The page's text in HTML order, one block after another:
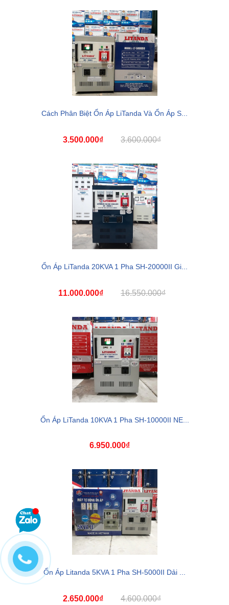
Cách Phân Biệt Ổn Áp LiTanda Và Ổn Áp S...
3.500.000₫ 3.600.000₫
Ổn Áp LiTanda 20KVA 1 Pha SH-20000II Gi...
11.000.000₫ 16.550.000₫
Ổn Áp LiTanda 10KVA 1 Pha SH-10000II NE...
6.950.000₫
Ổn Áp Litanda 5KVA 1 Pha SH-5000II Dải ...
2.650.000₫ 4.600.000₫